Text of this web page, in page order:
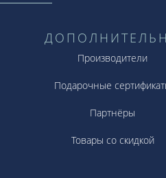
Производители
Подарочные
Партнёры
Товары со скидкой